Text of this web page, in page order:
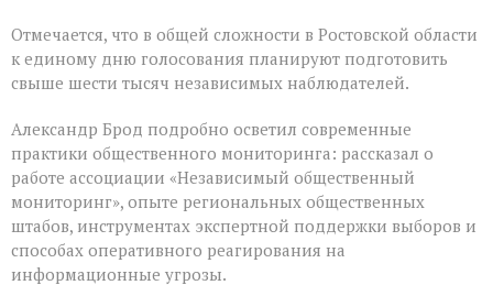
Отмечается, что в общей сложности в Ростовской области
к единому дню голосования планируют подготовить
свыше шести тысяч независимых наблюдателей.
Александр Брод подробно осветил современные
практики общественного мониторинга: рассказал о
работе ассоциации «Независимый общественный
мониторинг», опыте региональных общественных
штабов, инструментах экспертной поддержки выборов и
способах оперативного реагирования на
информационные угрозы.